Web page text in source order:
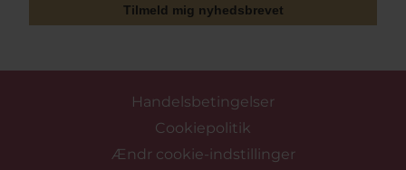
Tilmeld mig nyhedsbrevet
Handelsbetingelser
Cookiepolitik
Ændr cookie-indstillinger